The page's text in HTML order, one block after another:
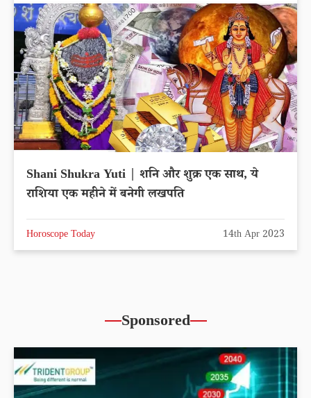
Shani Shukra Yuti | शनि और शुक्र एक साथ, ये
राशिया एक महीने में बनेगी लखपति
Horoscope Today 14th Apr 2023
Sponsored